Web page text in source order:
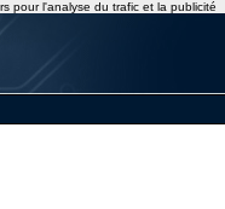
pour l'analyse du trafic et la publicité